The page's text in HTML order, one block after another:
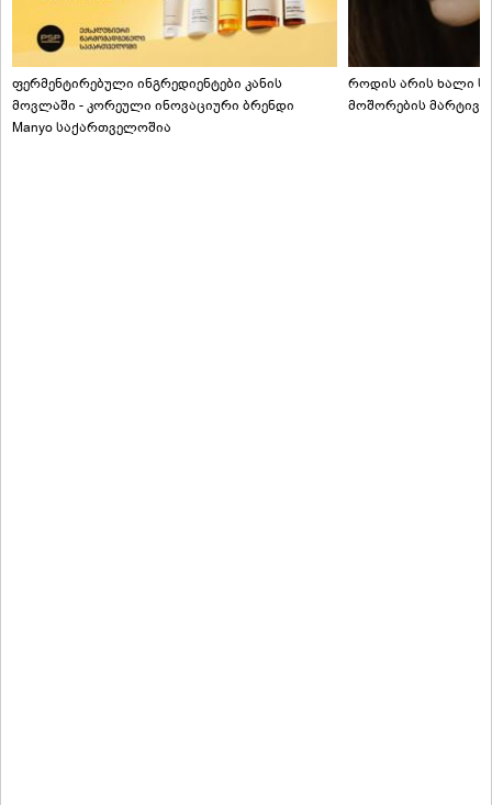
ფერმენტირებული ინგრედიენტები კანის
მოვლაში - კორეული ინოვაციური ბრენდი
Manyo საქართველოშია
როდის არის ხალი
მოშორების